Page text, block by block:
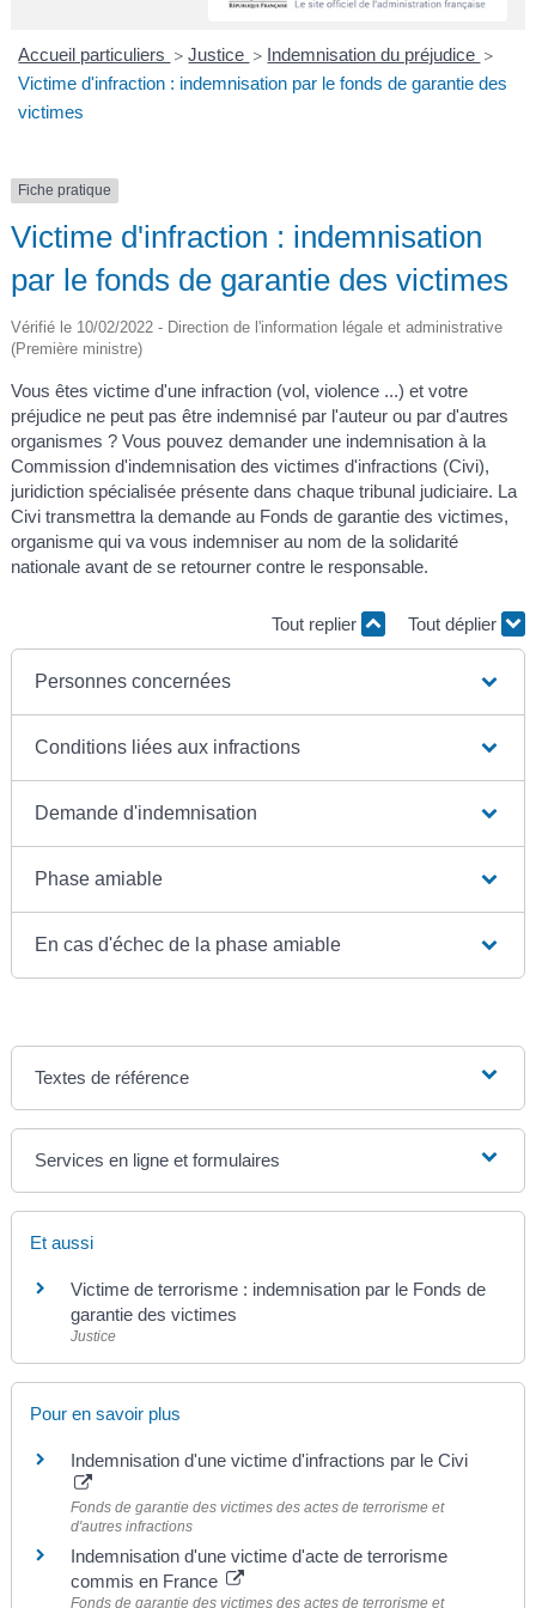
R
E
Accueil particuliers > Justice > Indemnisation du préjudice >
Victime d'infraction : indemnisation par le fonds de garantie des
victimes
Fiche pratique
Victime d'infraction : indemnisation
par le fonds de garantie des victimes
Vérifié le 10/02/2022 - Direction de l'information légale et administrative
(Première ministre)
Vous êtes victime d'une infraction (vol, violence ...) et votre
préjudice ne peut pas être indemnisé par l'auteur ou par d'autres
organismes ? Vous pouvez demander une indemnisation à la
Commission d'indemnisation des victimes d'infractions (Civi),
juridiction spécialisée présente dans chaque tribunal judiciaire. La
Civi transmettra la demande au Fonds de garantie des victimes,
organisme qui va vous indemniser au nom de la solidarité
nationale avant de se retourner contre le responsable.
Tout replier Tout déplier
Personnes concernées
Conditions liées aux infractions
Demande d'indemnisation
Phase amiable
En cas d'échec de la phase amiable
Textes de référence
Services en ligne et formulaires
Et aussi
Victime de terrorisme : indemnisation par le Fonds de
garantie des victimes
Justice
Pour en savoir plus
Indemnisation d'une victime d'infractions par le Civi
Fonds de garantie des victimes des actes de terrorisme et
d'autres infractions
Indemnisation d'une victime d'acte de terrorisme
commis en France
Fonds de garantie des victimes des actes de terrorisme et